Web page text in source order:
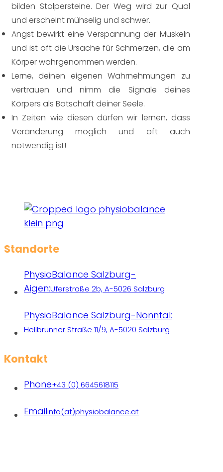
bilden Stolpersteine. Der Weg wird zur Qual
und erscheint mühselig und schwer.
Angst bewirkt eine Verspannung der Muskeln
und ist oft die Ursache für Schmerzen, die am
Körper wahrgenommen werden.
Lerne, deinen eigenen Wahrnehmungen zu
vertrauen und nimm die Signale deines
Körpers als Botschaft deiner Seele.
In Zeiten wie diesen dürfen wir lernen, dass
Veränderung möglich und oft auch
notwendig ist!
Standorte
PhysioBalance Salzburg-
Aigen:Uferstraße 2b, A-5026 Salzburg
PhysioBalance Salzburg-Nonntal:
Hellbrunner Straße 11/9, A-5020 Salzburg
Kontakt
Phone+43 (0) 6645618115
Emailinfo(at)physiobalance.at